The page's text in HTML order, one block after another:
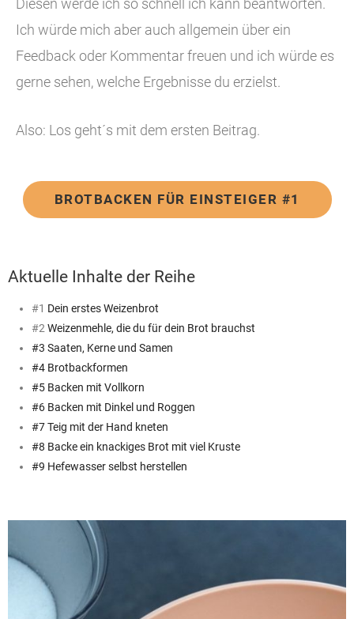
Diesen werde ich so schnell ich kann beantworten.
Ich würde mich aber auch allgemein über ein
Feedback oder Kommentar freuen und ich würde es
gerne sehen, welche Ergebnisse du erzielst.
Also: Los geht´s mit dem ersten Beitrag.
BROTBACKEN FÜR EINSTEIGER #1
Aktuelle Inhalte der Reihe
#1 Dein erstes Weizenbrot
#2 Weizenmehle, die du für dein Brot brauchst
#3 Saaten, Kerne und Samen
#4 Brotbackformen
#5 Backen mit Vollkorn
#6 Backen mit Dinkel und Roggen
#7 Teig mit der Hand kneten
#8 Backe ein knackiges Brot mit viel Kruste
#9 Hefewasser selbst herstellen